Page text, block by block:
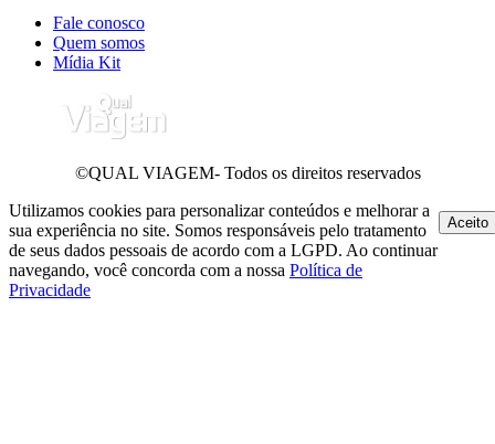
Fale conosco
Quem somos
Mídia Kit
©QUAL VIAGEM- Todos os direitos reservados
Utilizamos cookies para personalizar conteúdos e melhorar a
sua experiência no site. Somos responsáveis pelo tratamento
de seus dados pessoais de acordo com a LGPD. Ao continuar
navegando, você concorda com a nossa Política de
Privacidade
Aceito